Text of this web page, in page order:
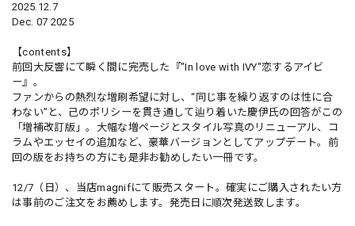
2025.12.7
Dec. 07 2025
【contents】
前回大反響にて瞬く間に完売した『"In love with IVY"恋するアイビ
ー』。
ファンからの熱烈な増刷希望に対し、“同じ事を繰り返すのは性に合
わない”と、己のポリシーを貫き通して辿り着いた慶伊氏の回答がこの
「増補改訂版」。大幅な増ページとスタイル写真のリニューアル、コ
ラムやエッセイの追加など、豪華バージョンとしてアップデート。前
回の版をお持ちの方にも是非お勧めしたい一冊です。
12/7（日）、当店magnifにて販売スタート。確実にご購入されたい方
は事前のご注文をお薦めします。発売日に順次発送致します。